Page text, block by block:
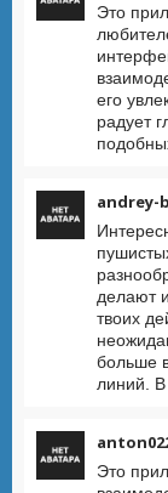
Это
его
радует
andrey-
делают
твоих
больше
линий.
Это